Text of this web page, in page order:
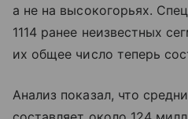
а не на высокогорьях.
1114 ранее неизвестных
их общее число теперь
Анализ показал, что